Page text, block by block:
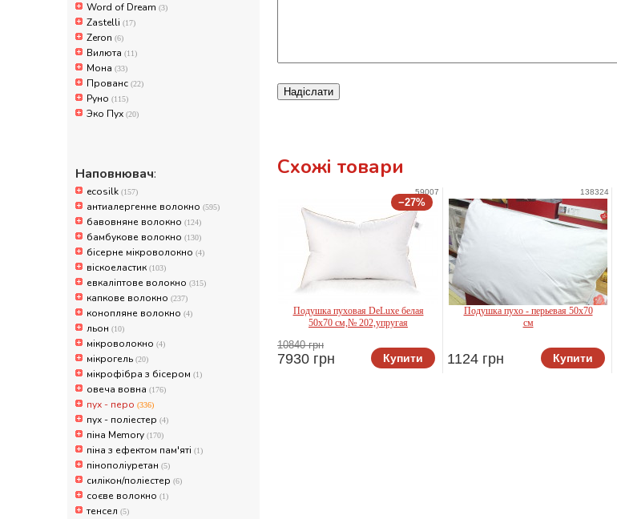
Word of Dream (3)
Zastelli (17)
Zeron (6)
Вилюта (11)
Мона (33)
Прованс (22)
Руно (115)
Эко Пух (20)
Наповнювач:
ecosilk (157)
антиалергенне волокно (595)
бавовняне волокно (124)
бамбукове волокно (130)
бісерне мікроволокно (4)
віскоеластик (103)
евкаліптове волокно (315)
капкове волокно (237)
конопляне волокно (4)
льон (10)
мікроволокно (4)
мікрогель (20)
мікрофібра з бісером (1)
овеча вовна (176)
пух - перо (336)
пух - поліестер (4)
піна Memory (170)
піна з ефектом пам'яті (1)
пінополіуретан (5)
силікон/поліестер (6)
соєве волокно (1)
тенсел (5)
Надіслати
Схожі товари
−27%
Mirson
59007
Подушка пуховая DeLuxe белая
50x70 см,№ 202,упругая
10840 грн
7930 грн Купити
138324
Подушка пухо - перьевая 50x70
см
1124 грн Купити